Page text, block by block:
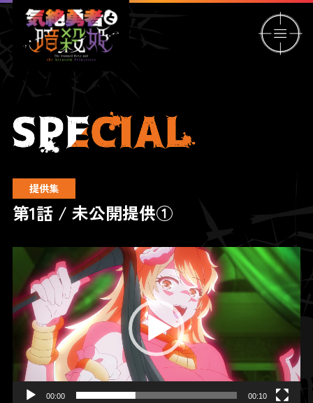
提供集
第1話 / 未公開提供①
プ
レ
ー
ー
00:00 00:10